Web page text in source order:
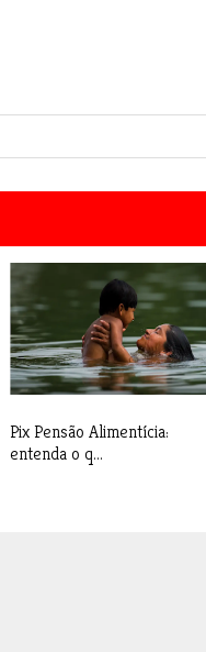
Pix Pensão Alimentícia:
entenda o q...